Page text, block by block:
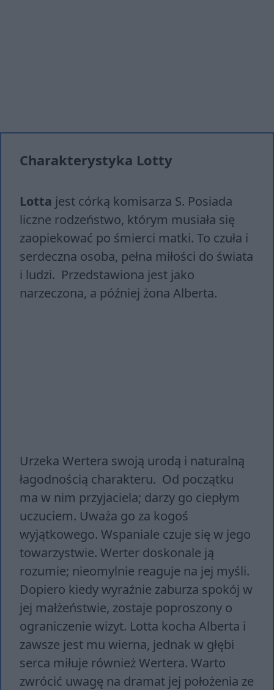
Charakterystyka Lotty
Lotta jest córką komisarza S. Posiada
liczne rodzeństwo, którym musiała się
zaopiekować po śmierci matki. To czuła i
serdeczna osoba, pełna miłości do świata
i ludzi. Przedstawiona jest jako
narzeczona, a później żona Alberta.
Urzeka Wertera swoją urodą i naturalną
łagodnością charakteru. Od początku
ma w nim przyjaciela; darzy go ciepłym
uczuciem. Uważa go za kogoś
wyjątkowego. Wspaniale czuje się w jego
towarzystwie. Werter doskonale ją
rozumie; nieomylnie reaguje na jej myśli.
Dopiero kiedy wyraźnie zaburza spokój w
jej małżeństwie, zostaje poproszony o
ograniczenie wizyt. Lotta kocha Alberta i
zawsze jest mu wierna, jednak w głębi
serca miłuje również Wertera. Warto
zwrócić uwagę na dramat jej położenia ze